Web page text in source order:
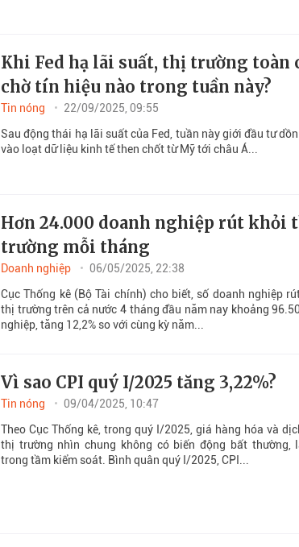
Khi Fed hạ lãi suất, thị trường toàn
chờ tín hiệu nào trong tuần này?
Tin nóng
22/09/2025, 09:55
Sau động thái hạ lãi suất của Fed, tuần này giới đầu tư
vào loạt dữ liệu kinh tế then chốt từ Mỹ tới châu Á...
Hơn 24.000 doanh nghiệp rút khỏi
trường mỗi tháng
Doanh nghiệp
06/05/2025, 22:38
Cục Thống kê (Bộ Tài chính) cho biết, số doanh nghiệp
thị trường trên cả nước 4 tháng đầu năm nay khoảng
nghiệp, tăng 12,2% so với cùng kỳ năm...
Vì sao CPI quý I/2025 tăng 3,22%?
Tin nóng
09/04/2025, 10:47
Theo Cục Thống kê, trong quý I/2025, giá hàng hóa và
thị trường nhìn chung không có biến động bất thường,
trong tầm kiểm soát. Bình quân quý I/2025, CPI...